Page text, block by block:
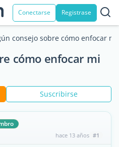
Conectarse Registrase
consejo sobre cómo enfocar
cómo enfocar mi
Suscribirse
hace 13 años #1